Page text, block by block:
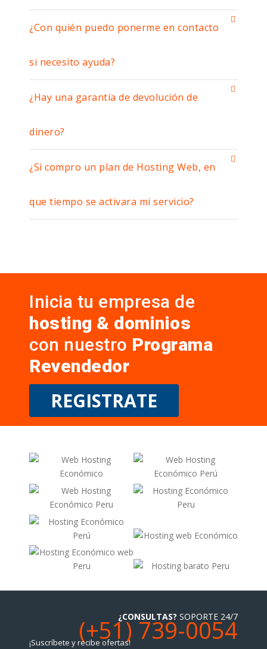
¿Con quién puedo ponerme en contacto
si necesito ayuda?
¿Hay una garantía de devolución de
dinero?
¿Si compro un plan de Hosting Web, en
que tiempo se activara mi servicio?
Inicia tu empresa de
hosting & dominios
con nuestro Programa
Revendedor
REGISTRATE
¿CONSULTAS? SOPORTE 24/7
(+51) 739-0054
¡Suscríbete y recibe ofertas!